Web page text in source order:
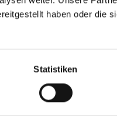
haben oder die
Statistiken